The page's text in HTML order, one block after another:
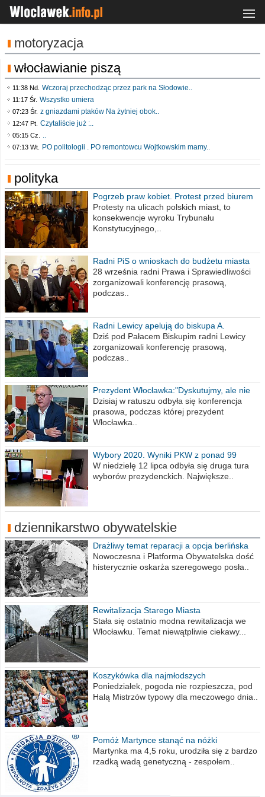
motoryzacja
włocławianie piszą
11:38 Nd. Wczoraj przechodząc przez park na Słodowie..
11:17 Śr. Wszystko umiera
07:23 Śr. z gniazdami ptaków Na żytniej obok..
12:47 Pt. Czytaliście już :..
05:15 Cz. ..
07:13 Wt. PO politologii . PO remontowcu Wojtkowskim mamy..
polityka
Pogrzeb praw kobiet. Protest przed biurem
poselskim PiS
Protesty na ulicach polskich miast, to
konsekwencje wyroku Trybunału
Konstytucyjnego,..
Radni PiS o wnioskach do budżetu miasta
na 2021 rok
28 września radni Prawa i Sprawiedliwości
zorganizowali konferencję prasową,
podczas..
Radni Lewicy apelują do biskupa A.
Wiesława Meringa
Dziś pod Pałacem Biskupim radni Lewicy
zorganizowali konferencję prasową,
podczas..
Prezydent Włocławka:"Dyskutujmy, ale nie
obrażajmy się”
Dzisiaj w ratuszu odbyła się konferencja
prasowa, podczas której prezydent
Włocławka..
Wybory 2020. Wyniki PKW z ponad 99
procent obwodów
W niedzielę 12 lipca odbyła się druga tura
wyborów prezydenckich. Największe..
dziennikarstwo obywatelskie
Drażliwy temat reparacji a opcja berlińska
Nowoczesna i Platforma Obywatelska dość
histerycznie oskarża szeregowego posła..
Rewitalizacja Starego Miasta
Stała się ostatnio modna rewitalizacja we
Włocławku. Temat niewątpliwie ciekawy...
Koszykówka dla najmłodszych
Poniedziałek, pogoda nie rozpieszcza, pod
Halą Mistrzów typowy dla meczowego dnia..
Pomóż Martynce stanąć na nóżki
Martynka ma 4,5 roku, urodziła się z bardzo
rzadką wadą genetyczną - zespołem..